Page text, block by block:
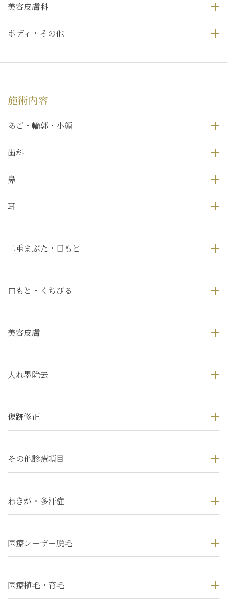
美容皮膚科
ボディ・その他
施術内容
あご・輪郭・小顔
歯科
鼻
耳
二重まぶた・目もと
口もと・くちびる
美容皮膚
入れ墨除去
傷跡修正
その他診療項目
わきが・多汗症
医療レーザー脱毛
医療植毛・育毛